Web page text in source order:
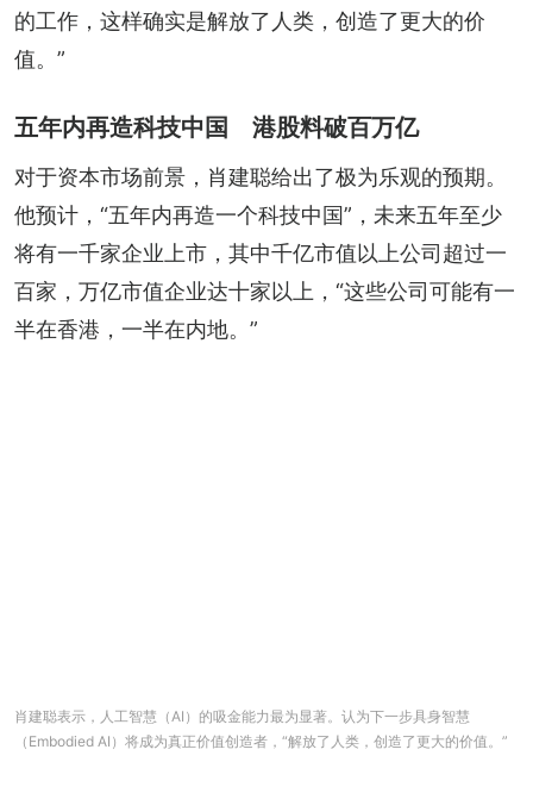
的工作，这样确实是解放了人类，创造了更大的价
值。”
五年内再造科技中国 港股料破百万亿
对于资本市场前景，肖建聪给出了极为乐观的预期。
他预计，“五年内再造一个科技中国”，未来五年至少
将有一千家企业上市，其中千亿市值以上公司超过一
百家，万亿市值企业达十家以上，“这些公司可能有一
半在香港，一半在内地。”
肖建聪表示，人工智慧（AI）的吸金能力最为显著。认为下一步具身智慧
（Embodied AI）将成为真正价值创造者，“解放了人类，创造了更大的价值。”